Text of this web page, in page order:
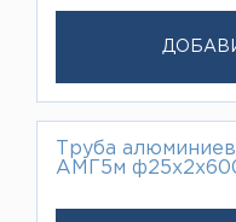
Труба
АМГ5м